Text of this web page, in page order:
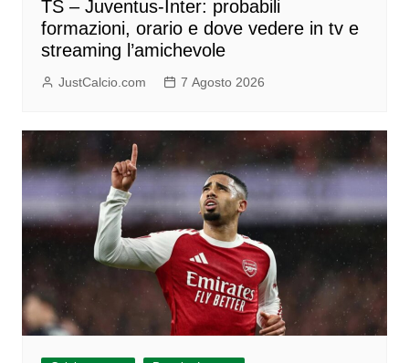
TS – Juventus-Inter: probabili
formazioni, orario e dove vedere in tv e
streaming l’amichevole
JustCalcio.com 7 Agosto 2026